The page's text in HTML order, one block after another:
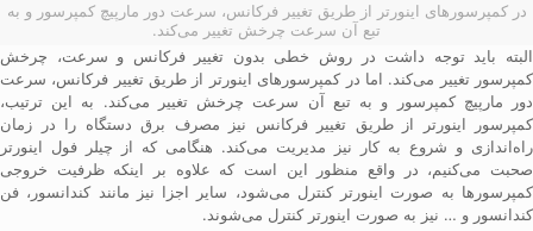
در کمپرسورهای اینورتر از طریق تغییر فرکانس، سرعت دور مارپیچ کمپرسور و به
تبع آن سرعت چرخش تغییر می‌کند.
البته باید توجه داشت در روش خطی بدون تغییر فرکانس و سرعت، چرخش
کمپرسور تغییر می‌کند. اما در کمپرسورهای اینورتر از طریق تغییر فرکانس، سرعت
دور مارپیچ کمپرسور و به تبع آن سرعت چرخش تغییر می‌کند. به این ترتیب،
کمپرسور اینورتر از طریق تغییر فرکانس نیز مصرف برق دستگاه را در زمان
راه‌اندازی و شروع به کار نیز مدیریت می‌‌کند. هنگامی که از چیلر فول اینورتر
صحبت می‌کنیم، در واقع منظور این است که علاوه بر اینکه ظرفیت خروجی
کمپرسورها به صورت اینورتر کنترل می‌شود، سایر اجزا نیز مانند کندانسور، فن
کندانسور و … نیز به صورت اینورتر کنترل می‌شوند.